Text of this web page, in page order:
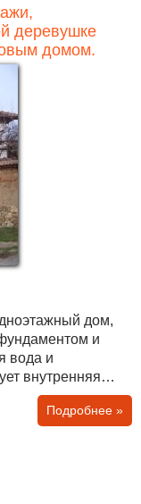
деревушке
домом.
дом,
и
вода и
внутренняя
дом,
в
Есть
комнат, одной
Во дворе есть...
Подробнее »